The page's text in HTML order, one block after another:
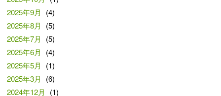
2025年9月
(4)
2025年8月
(5)
2025年7月
(5)
2025年6月
(4)
2025年5月
(1)
2025年3月
(6)
2024年12月
(1)